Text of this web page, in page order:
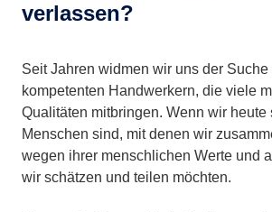
verlassen?
Seit Jahren widmen wir uns der Suche
kompetenten Handwerkern, die viele
Qualitäten mitbringen. Wenn wir heute
Menschen sind, mit denen wir
wegen ihrer menschlichen Werte und
wir schätzen und teilen möchten.